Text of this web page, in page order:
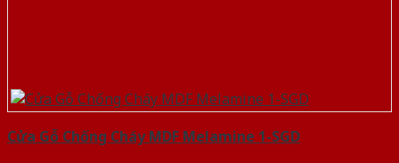
Cửa Gỗ Chống Cháy MDF Melamine 1-SGD